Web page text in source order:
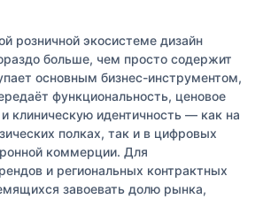
розничной экосистеме дизайн
больше, чем просто содержит
основным бизнес-инструментом,
функциональность, ценовое
клиническую идентичность — как на
полках, так и в цифровых
коммерции. Для
и региональных контрактных
завоевать долю рынка,